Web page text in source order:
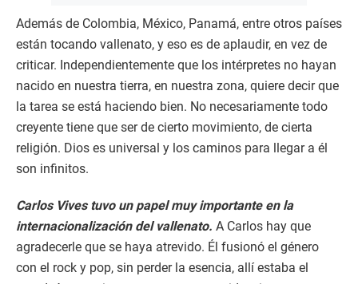
Además de Colombia, México, Panamá, entre otros países
están tocando vallenato, y eso es de aplaudir, en vez de
criticar. Independientemente que los intérpretes no hayan
nacido en nuestra tierra, en nuestra zona, quiere decir que
la tarea se está haciendo bien. No necesariamente todo
creyente tiene que ser de cierto movimiento, de cierta
religión. Dios es universal y los caminos para llegar a él
son infinitos.
Carlos Vives tuvo un papel muy importante en la
internacionalización del vallenato. A Carlos hay que
agradecerle que se haya atrevido. Él fusionó el género
con el rock y pop, sin perder la esencia, allí estaba el